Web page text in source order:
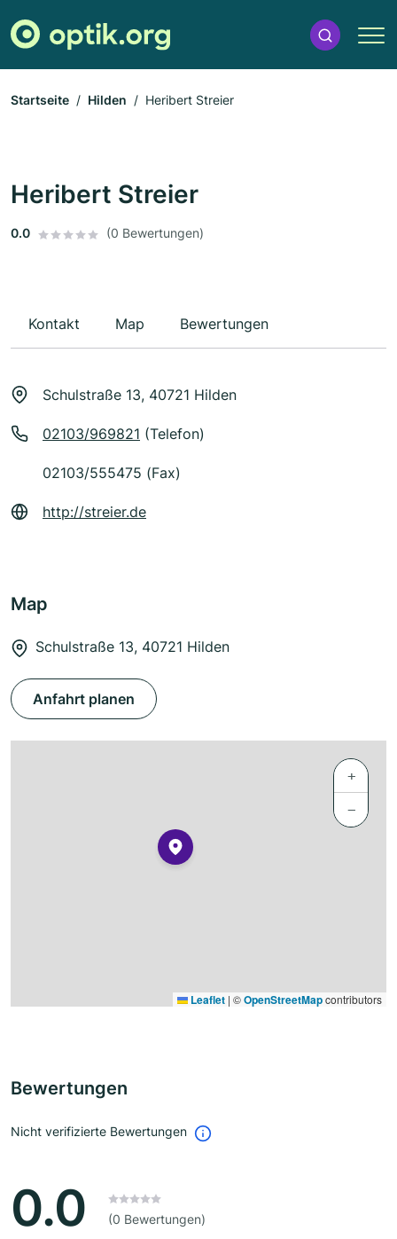
Startseite Hilden Heribert Streier
Heribert Streier
0.0 (0 Bewertungen)
Kontakt Map Bewertungen
Schulstraße 13, 40721 Hilden
02103/969821 (Telefon)
02103/555475 (Fax)
http://streier.de
Map
Schulstraße 13, 40721 Hilden
Anfahrt planen
+
−
Leaflet | ©OpenStreetMapcontributors
Bewertungen
Nicht verifizierte Bewertungen
0.0 (0 Bewertungen)